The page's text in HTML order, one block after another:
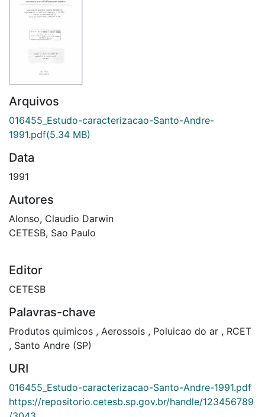
Fale Conosco
Arquivos
016455_Estudo-caracterizacao-Santo-Andre-
1991.pdf(5.34 MB)
Data
1991
Autores
Alonso, Claudio Darwin
CETESB, Sao Paulo
Editor
CETESB
Palavras-chave
Produtos quimicos , Aerossois , Poluicao do ar , RCET
, Santo Andre (SP)
URI
016455_Estudo-caracterizacao-Santo-Andre-1991.pdf
https://repositorio.cetesb.sp.gov.br/handle/123456789